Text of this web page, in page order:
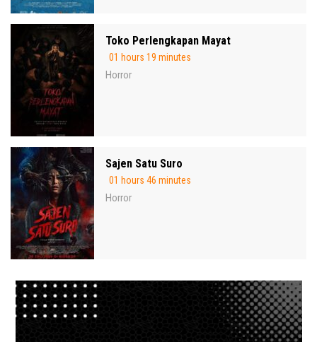
Toko Perlengkapan Mayat
01 hours 19 minutes
Horror
Sajen Satu Suro
01 hours 46 minutes
Horror